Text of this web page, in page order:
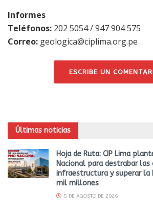
Informes
Teléfonos: 202 5054 / 947 904 575
Correo: geologica@ciplima.org.pe
ESCRIBE UN
Últimas noticias
Hoja de Ruta: CIP Lima
Nacional para destrabar las
infraestructura y superar la
mil millones
5 DE AGOSTO DE 2026